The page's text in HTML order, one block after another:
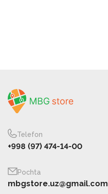
Telefon
+998 (97) 474-14-00
Pochta
mbgstore.uz@gmail.com